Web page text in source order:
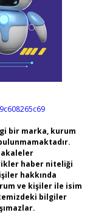
bir marka, kurum
haber niteliği
hakkında
ve kişiler ile isim
bilgiler